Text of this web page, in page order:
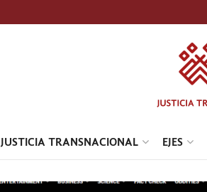
JUSTICIA TRANSNACIONAL EJES